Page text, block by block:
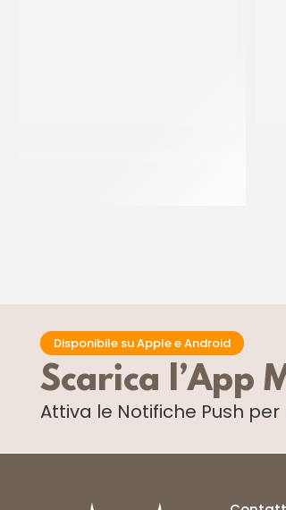
Disponibile su Apple e Android
Scarica l’App
Attiva le Notifiche Push per